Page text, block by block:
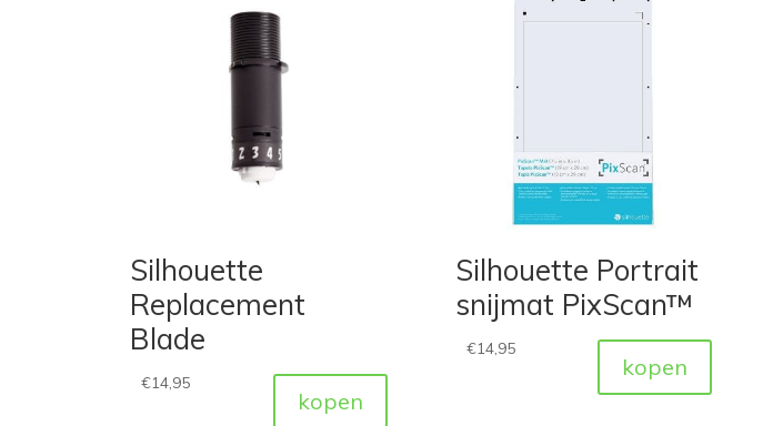
Silhouette
Replacement
Blade
€14,95
kopen
Silhouette Portrait
snijmat PixScan™
€14,95
kopen